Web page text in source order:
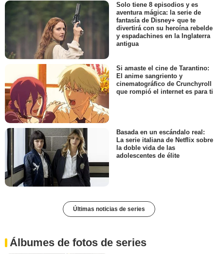
Solo tiene 8 episodios y es
aventura mágica: la serie de
fantasía de Disney+ que te
divertirá con su heroína rebelde
y espadachines en la Inglaterra
antigua
Si amaste el cine de Tarantino:
El anime sangriento y
cinematográfico de Crunchyroll
que rompió el internet es para ti
Basada en un escándalo real:
La serie italiana de Netflix sobre
la doble vida de las
adolescentes de élite
Últimas noticias de series
Álbumes de fotos de series